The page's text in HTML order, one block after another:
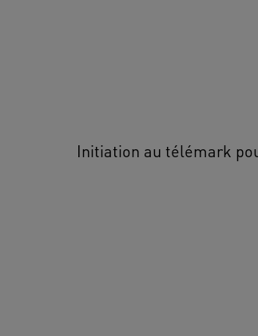
Initiation au télémark